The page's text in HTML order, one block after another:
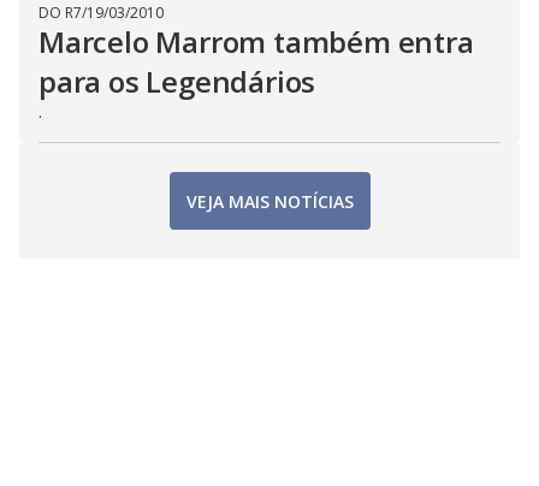
DO R7/19/03/2010
Marcelo Marrom também entra
para os Legendários
.
VEJA MAIS NOTÍCIAS